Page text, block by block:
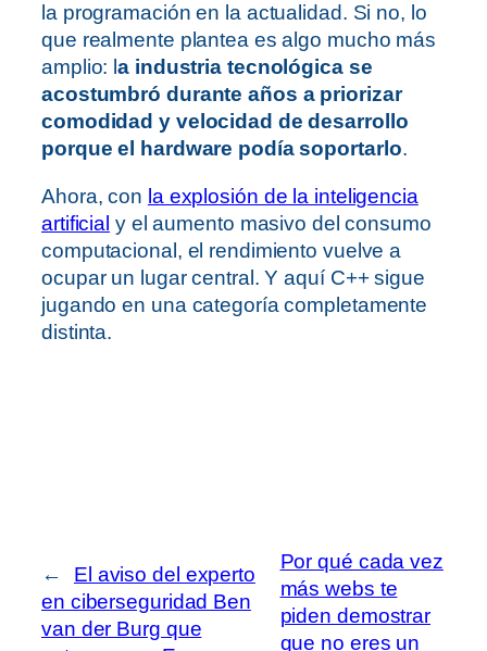
la programación en la actualidad. Si no, lo
que realmente plantea es algo mucho más
amplio: la industria tecnológica se
acostumbró durante años a priorizar
comodidad y velocidad de desarrollo
porque el hardware podía soportarlo.
Ahora, con la explosión de la inteligencia
artificial y el aumento masivo del consumo
computacional, el rendimiento vuelve a
ocupar un lugar central. Y aquí C++ sigue
jugando en una categoría completamente
distinta.
←
El aviso del experto
en ciberseguridad Ben
van der Burg que
Por qué cada vez
más webs te
piden demostrar
que no eres un